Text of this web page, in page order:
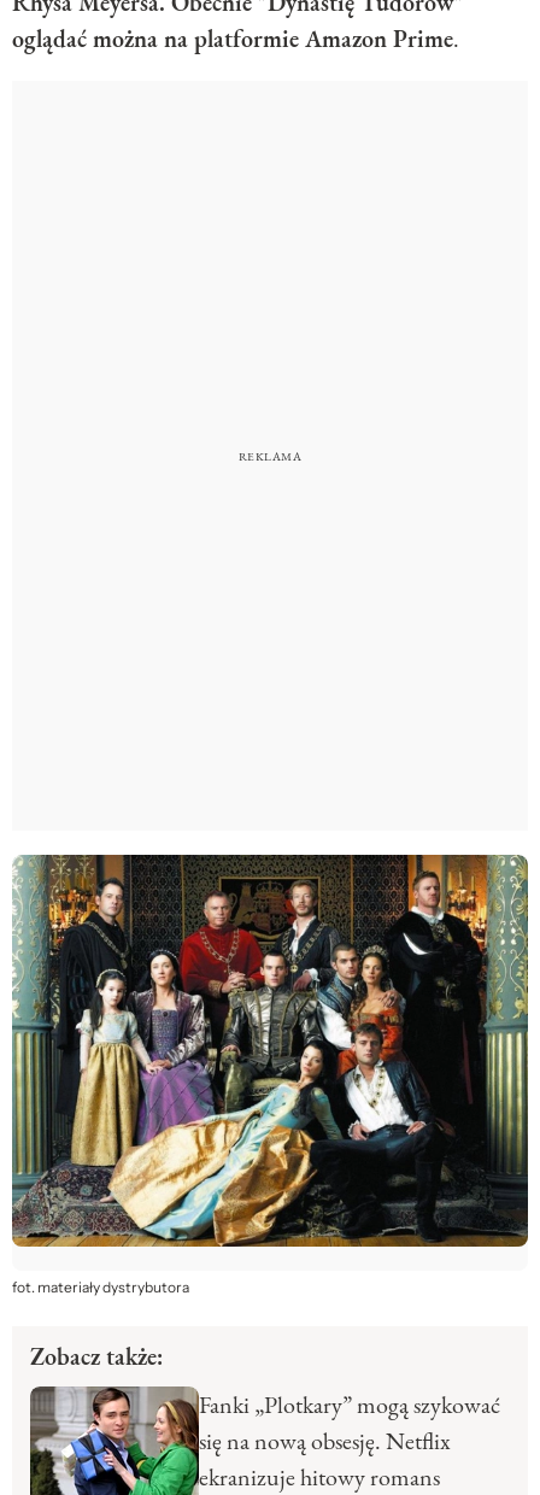
oglądać można na platformie Amazon Prime.
fot. materiały dystrybutora
Zobacz także:
Fanki „Plotkary” mogą szykować
się na nową obsesję. Netflix
ekranizuje hitowy romans